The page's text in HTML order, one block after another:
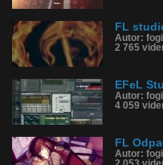
FL
Autor:
2 765
EFeL
Autor:
4 059
FL
Autor:
2 053